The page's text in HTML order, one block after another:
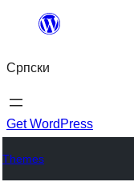
Скочи
садржај
Српски
Get WordPress
Themes